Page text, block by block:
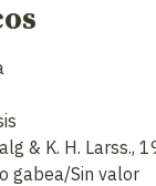
& K. H. Larss.,
gabea/Sin valor